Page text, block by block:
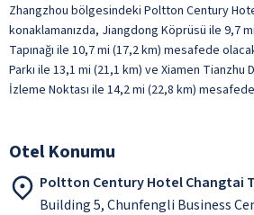
Zhangzhou bölgesindeki Poltton Century
konaklamanızda, Jiangdong Köprüsü ile 9,7
Tapınağı ile 10,7 mi (17,2 km) mesafede
Parkı ile 13,1 mi (21,1 km) ve Xiamen Tianzhu
İzleme Noktası ile 14,2 mi (22,8 km)
Otel Konumu
Poltton Century Hotel Changtai
Building 5, Chunfengli Business